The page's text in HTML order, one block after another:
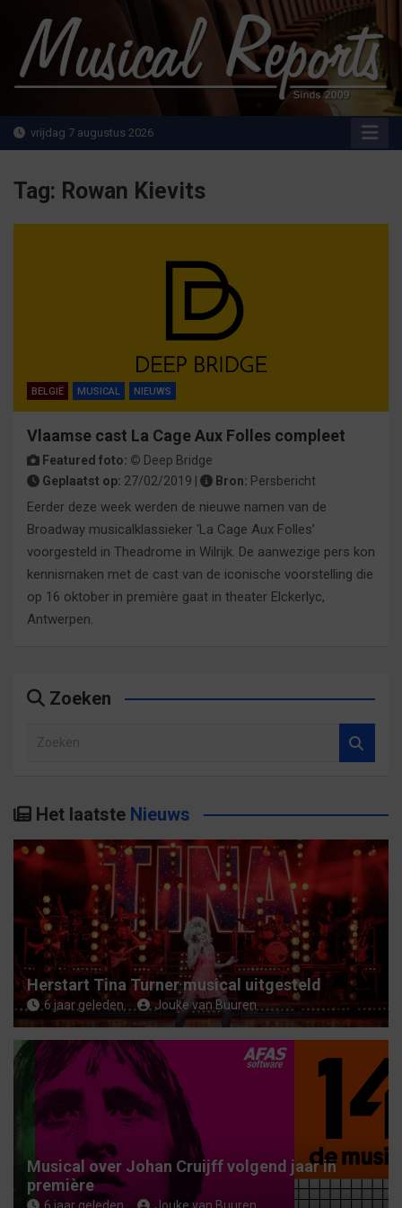
inhoud
MusicalReports.nl
Sinds 2009
vrijdag 7 augustus 2026
Tag: Rowan Kievits
BELGIË MUSICAL NIEUWS
Vlaamse cast La Cage Aux Folles compleet
Featured foto: © Deep Bridge
Geplaatst op: 27/02/2019 | Bron: Persbericht
Eerder deze week werden de nieuwe namen van de
Broadway musicalklassieker ‘La Cage Aux Folles’
voorgesteld in Theadrome in Wilrijk. De aanwezige pers kon
kennismaken met de cast van de iconische voorstelling die
op 16 oktober in première gaat in theater Elckerlyc,
Antwerpen.
Zoeken
e
n
Het laatste Nieuws
Herstart Tina Turner musical uitgesteld
6 jaar geleden Jouke van Buuren
Musical over Johan Cruijff volgend jaar in
première